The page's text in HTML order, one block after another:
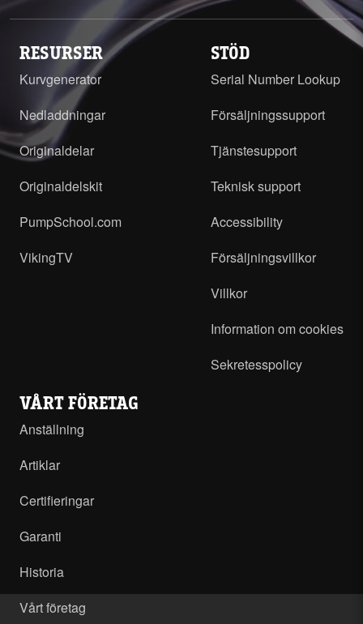
RESURSER
Kurvgenerator
Nedladdningar
Originaldelar
Originaldelskit
PumpSchool.com
VikingTV
STÖD
Serial Number Lookup
Försäljningssupport
Tjänstesupport
Teknisk support
Accessibility
Försäljningsvillkor
Villkor
Information om cookies
Sekretesspolicy
VÅRT FÖRETAG
Anställning
Artiklar
Certifieringar
Garanti
Historia
Vårt företag